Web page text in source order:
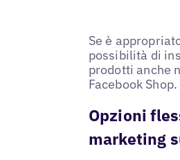
Se è
possibilità di
prodotti anche
Facebook Shop.
Opzioni
marketing